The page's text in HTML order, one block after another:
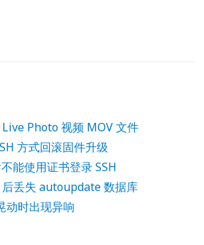
Photo 视频 MOV 文件
方式回滚固件升级
能使用证书登录 SSH
丢失 autoupdate 数据库
动时出现异响